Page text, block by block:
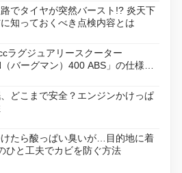
でタイヤが突然バースト!? 炎天下
知っておくべき点検内容とは
ラグジュアリースクーター
（バーグマン）400 ABS」の仕様を
日に発売
どこまで安全？エンジンかけっぱ
たら酸っぱい臭いが…目的地に着
ひと工夫でカビを防ぐ方法